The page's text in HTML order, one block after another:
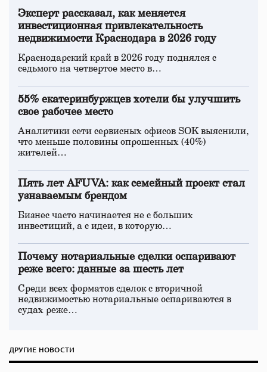
Эксперт рассказал, как меняется
инвестиционная привлекательность
недвижимости Краснодара в 2026 году
Краснодарский край в 2026 году поднялся с
седьмого на четвертое место в…
55% екатеринбуржцев хотели бы улучшить
свое рабочее место
Аналитики сети сервисных офисов SOK выяснили,
что меньше половины опрошенных (40%)
жителей…
Пять лет AFUVA: как семейный проект стал
узнаваемым брендом
Бизнес часто начинается не с больших
инвестиций, а с идеи, в которую…
Почему нотариальные сделки оспаривают
реже всего: данные за шесть лет
Среди всех форматов сделок с вторичной
недвижимостью нотариальные оспариваются в
судах реже…
ДРУГИЕ НОВОСТИ